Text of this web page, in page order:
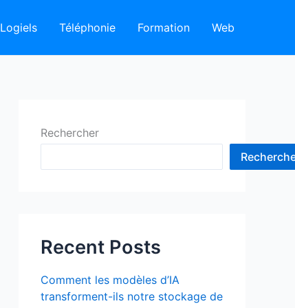
Logiels Téléphonie Formation Web
Rechercher
Recent Posts
Comment les modèles d’IA
transforment-ils notre stockage de